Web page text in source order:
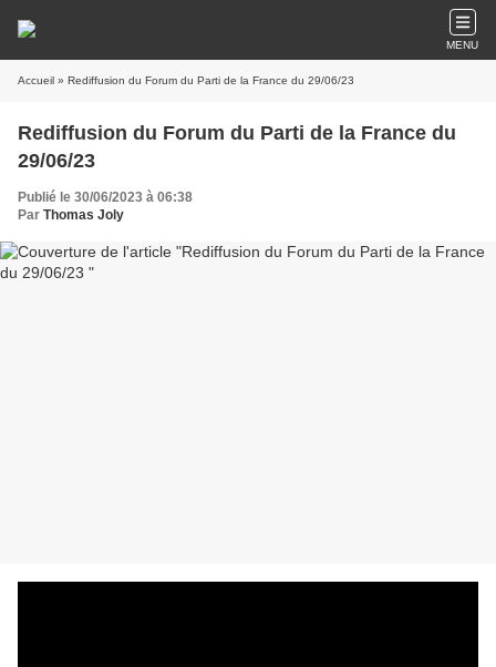
MENU
Accueil » Rediffusion du Forum du Parti de la France du 29/06/23
Rediffusion du Forum du Parti de la France du
29/06/23
Publié le 30/06/2023 à 06:38
Par Thomas Joly